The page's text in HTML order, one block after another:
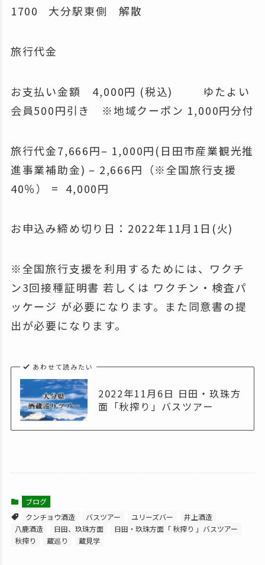
1700 大分駅東側 解散
旅行代金
お支払い金額 4,000円 (税込) ゆたよい
会員500円引き ※地域クーポン 1,000円分付
旅行代金7,666円– 1,000円(日田市産業観光推
進事業補助金) – 2,666円（※全国旅行支援
40％） = 4,000円
お申込み締め切り日：2022年11月1日(火)
※全国旅行支援を利用するためには、ワクチ
ン3回接種証明書 若しくは ワクチン・検査パ
ッケージ が必要になります。また同意書の提
出が必要になります。
あわせて読みたい
2022年11月6日 日田・玖珠方
面「秋搾り」バスツアー
ブログ
クンチョウ酒造
バスツアー ユリーズバー
井上酒造
八鹿酒造
日田、玖珠方面
日田・玖珠方面「 秋搾り 」バスツアー
秋搾り
蔵巡り 蔵見学